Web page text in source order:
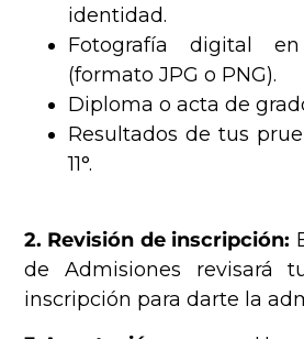
identidad.
Fotografía digital
(formato JPG o PNG).
Diploma o acta de
Resultados de tus
11°.
2. Revisión de inscripción:
de Admisiones revisará
inscripción para darte la